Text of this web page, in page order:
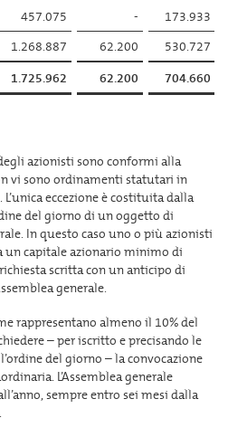
457.075 -
173.933
1.268.887
62.200
530.727
1.725.962
62.200 704.660
azionisti sono conformi alla
vi sono ordinamenti statutari in
eccezione è costituita dalla
del giorno di un oggetto di
In questo caso uno o più azionisti
un capitale azionario minimo di
scritta con un anticipo di
generale.
rappresentano almeno il 10% del
– per iscritto e precisando le
del giorno – la convocazione
L’Assemblea generale
sempre entro sei mesi dalla